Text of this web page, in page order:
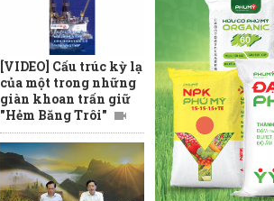
[VIDEO] Cấu trúc kỳ lạ
của một trong những
giàn khoan trấn giữ
"Hẻm Băng Trôi"